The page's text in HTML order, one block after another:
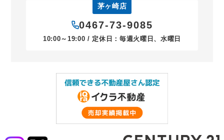
茅ヶ崎店
0467-73-9085
10:00～19:00 / 定休日：毎週火曜日、水曜日